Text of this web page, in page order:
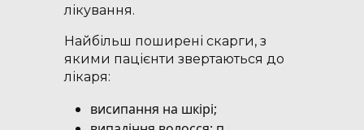
лікування.
Найбільш поширені скарги, з
якими пацієнти звертаються до
лікаря:
висипання на шкірі;